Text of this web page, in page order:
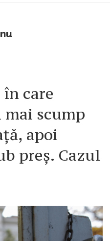
care
mai scump
apoi
preș. Cazul